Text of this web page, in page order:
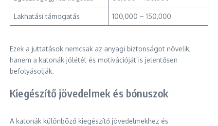
Lakhatási támogatás 100,000 – 150,000
Ezek a juttatások nemcsak az anyagi biztonságot növelik,
hanem a katonák jólétét és motivációját is jelentősen
befolyásolják.
Kiegészítő jövedelmek és bónuszok
A katonák különböző kiegészítő jövedelmekhez és